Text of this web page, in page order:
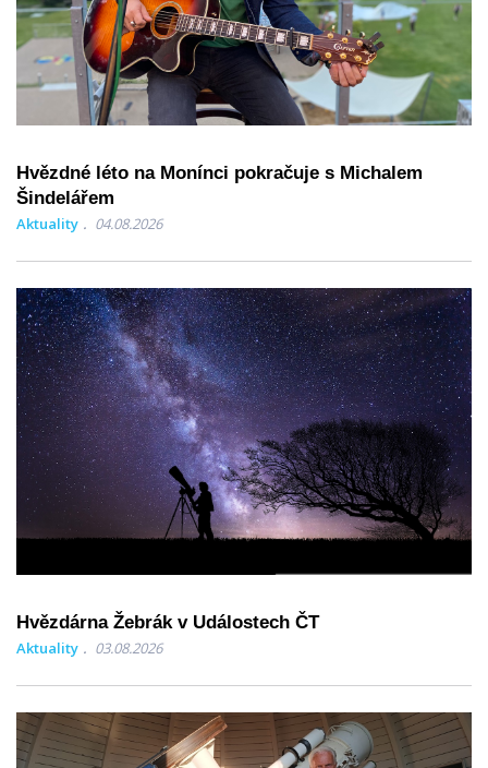
Hvězdné léto na Monínci pokračuje s Michalem
Šindelářem
Aktuality 04.08.2026
Hvězdárna Žebrák v Událostech ČT
Aktuality 03.08.2026